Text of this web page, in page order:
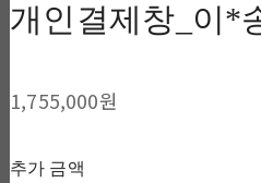
개인결제창_이*
1,755,000원
추가 금액